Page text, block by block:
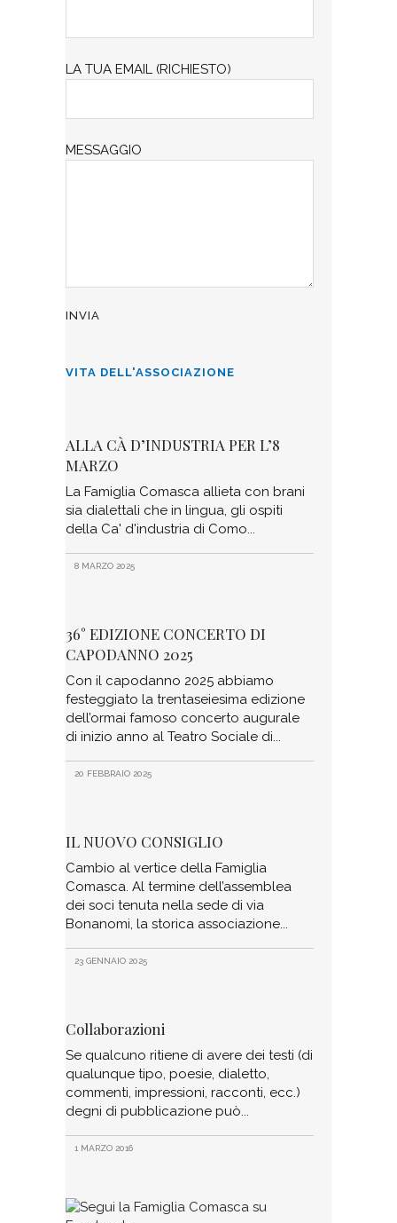
LA TUA EMAIL (RICHIESTO)
MESSAGGIO
VITA DELL'ASSOCIAZIONE
ALLA CÀ D’INDUSTRIA PER L’8
MARZO
La Famiglia Comasca allieta con brani
sia dialettali che in lingua, gli ospiti
della Ca' d'industria di Como
8 MARZO 2025
36° EDIZIONE CONCERTO DI
CAPODANNO 2025
Con il capodanno 2025 abbiamo
festeggiato la trentaseiesima edizione
dell’ormai famoso concerto augurale
di inizio anno al Teatro Sociale di
20 FEBBRAIO 2025
IL NUOVO CONSIGLIO
Cambio al vertice della Famiglia
Comasca. Al termine dell’assemblea
dei soci tenuta nella sede di via
Bonanomi, la storica associazione
23 GENNAIO 2025
Collaborazioni
Se qualcuno ritiene di avere dei testi (di
qualunque tipo, poesie, dialetto,
commenti, impressioni, racconti, ecc.)
degni di pubblicazione può
1 MARZO 2016